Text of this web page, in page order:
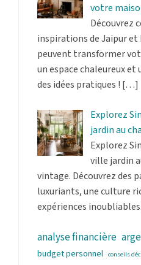
votre
Découvrez
inspirations de Jaipur et
peuvent transformer
un espace chaleureux et
des idées pratiques ! […]
Explorez
jardin au
Explorez
ville jardin
vintage. Découvrez des
luxuriants, une culture
expériences inoubliables.
analyse financière
budget personnel conseils